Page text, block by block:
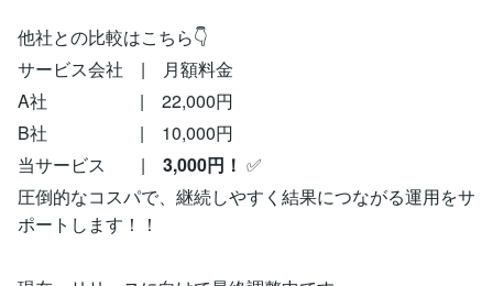
他社との比較はこちら👇
サービス会社 | 月額料金
A社 | 22,000円
B社 | 10,000円
当サービス | 3,000円！ ✅
圧倒的なコスパで、継続しやすく結果につながる運用をサ
ポートします！！